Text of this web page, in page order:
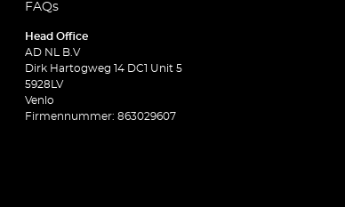
FAQs
Head Office
AD NL B.V
Dirk Hartogweg 14 DC1 Unit 5
5928LV
Venlo
Firmennummer: 863029607